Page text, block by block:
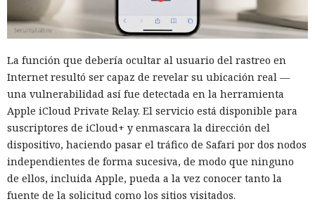
La función que debería ocultar al usuario del rastreo en
Internet resultó ser capaz de revelar su ubicación real —
una vulnerabilidad así fue detectada en la herramienta
Apple iCloud Private Relay. El servicio está disponible para
suscriptores de iCloud+ y enmascara la dirección del
dispositivo, haciendo pasar el tráfico de Safari por dos nodos
independientes de forma sucesiva, de modo que ninguno
de ellos, incluida Apple, pueda a la vez conocer tanto la
fuente de la solicitud como los sitios visitados.